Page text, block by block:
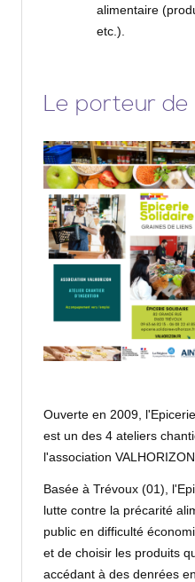
alimentaire
etc.).
Le porteur
Ouverte en 2009,
est un des 4 ateliers
l'association VALHORIZON.
Basée à Trévoux (01),
lutte contre la précarité
public en difficulté
et de choisir les produits
accédant à des denrées